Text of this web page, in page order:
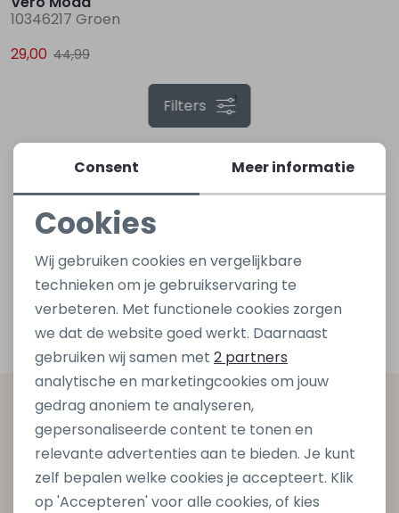
Lingerie
Truien
Vesten
Accessoires
Truien
Meisjes beenmode
Truien
Vesten
Accessoires
Truien
Pakjes en Rompers
Truitjes
Vestjes
Accessoires
Pakjes en Rompers
Vestjes
10346217 Groen
29,00 44,99
1
Filters
Altijd als eerste op de hoogte zijn?
Schrijf je in voor onze nieuwsbrief en ontvang dan ook
gelijk €5,- korting bij besteding van €75,- op de
nieuwe collectie!
Noodzakelijke cookies
Personalisatie cookies
Analytische cookies
Marketing cookies
Consent Meer informatie
Cookies
Wij gebruiken cookies en vergelijkbare
technieken om je gebruikservaring te
verbeteren. Met functionele cookies zorgen
we dat de website goed werkt. Daarnaast
gebruiken wij samen met 2 partners
analytische en marketingcookies om jouw
gedrag anoniem te analyseren,
gepersonaliseerde content te tonen en
relevante advertenties aan te bieden. Je kunt
zelf bepalen welke cookies je accepteert. Klik
op 'Accepteren' voor alle cookies, of kies